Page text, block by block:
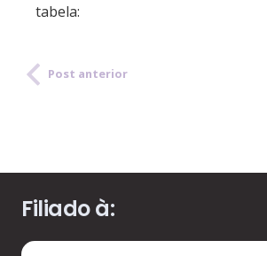
tabela:
Post anterior
Filiado à: